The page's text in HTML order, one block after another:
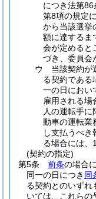
につき法第
第8項の規定
から当該選挙
額に達するま
会が定めると
づき、委員会
ウ
当該契約が
る契約であ
一の日におい
雇用される場
人の運転手に
動車の運転業
し支払うべき
る場合には、
(契約の指定)
第5条
前条の場合
同一の日につき 同
る契約とのいずれ
いては、これらの